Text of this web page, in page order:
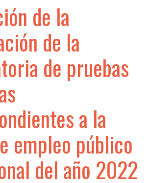
de la
de la
de pruebas
a la
empleo público
del año 2022